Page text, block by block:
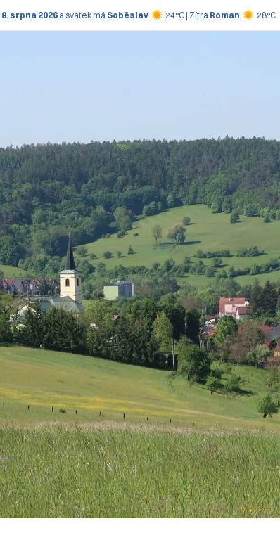
8. srpna 2026a svátek má Soběslav 24°C | Zítra Roman 28°C